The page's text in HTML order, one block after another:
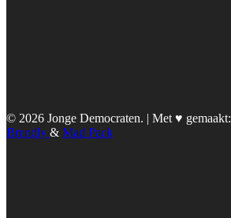
© 2026 Jonge Democraten. | Met ♥︎ gemaakt:
Brendly & Mad Pack